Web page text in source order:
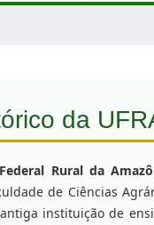
da
Rural da
de Ciências
antiga instituição de